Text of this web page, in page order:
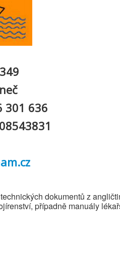
301 636
dokumentů z
případně manuály